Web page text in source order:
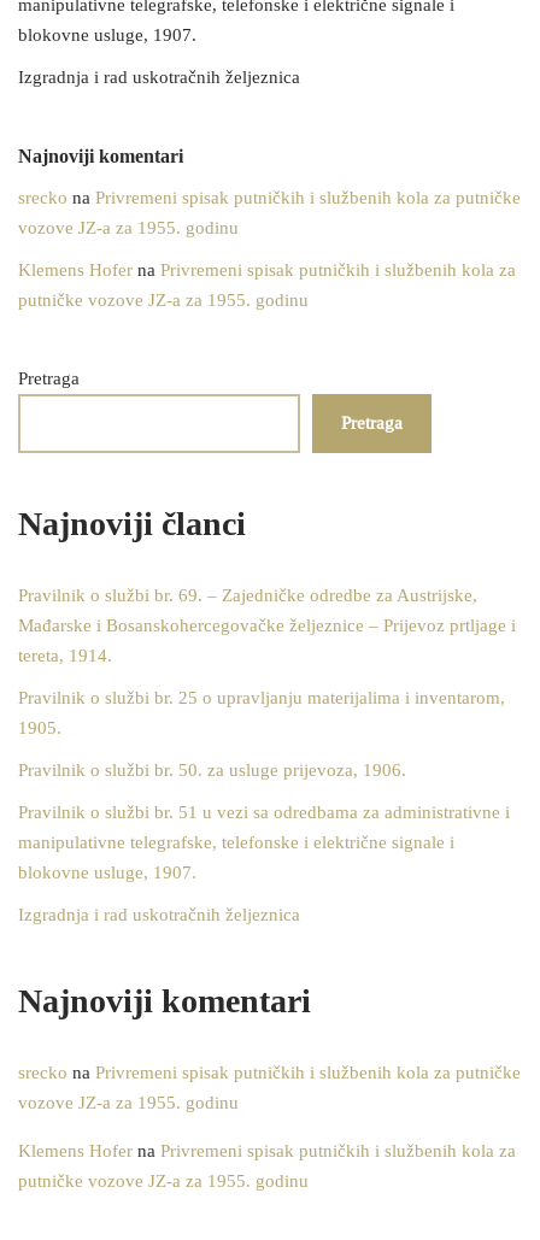
manipulativne telegrafske, telefonske i električne signale i
blokovne usluge, 1907.
Izgradnja i rad uskotračnih željeznica
Najnoviji komentari
srecko na Privremeni spisak putničkih i službenih kola za putničke
vozove JZ-a za 1955. godinu
Klemens Hofer na Privremeni spisak putničkih i službenih kola za
putničke vozove JZ-a za 1955. godinu
Pretraga
Pretraga
Najnoviji članci
Pravilnik o službi br. 69. – Zajedničke odredbe za Austrijske,
Mađarske i Bosanskohercegovačke željeznice – Prijevoz prtljage i
tereta, 1914.
Pravilnik o službi br. 25 o upravljanju materijalima i inventarom,
1905.
Pravilnik o službi br. 50. za usluge prijevoza, 1906.
Pravilnik o službi br. 51 u vezi sa odredbama za administrativne i
manipulativne telegrafske, telefonske i električne signale i
blokovne usluge, 1907.
Izgradnja i rad uskotračnih željeznica
Najnoviji komentari
srecko na Privremeni spisak putničkih i službenih kola za putničke
vozove JZ-a za 1955. godinu
Klemens Hofer na Privremeni spisak putničkih i službenih kola za
putničke vozove JZ-a za 1955. godinu